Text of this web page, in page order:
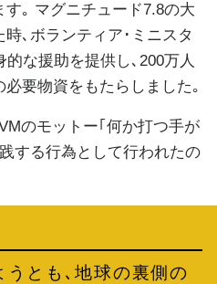
｡ マグニチュード7.8の大
､ボランティア･ミニスタ
な援助を提供し､200万人
要物資をもたらしました｡
のモットー｢何か打つ手が
する行為として行われたの
とも､地球の裏側の